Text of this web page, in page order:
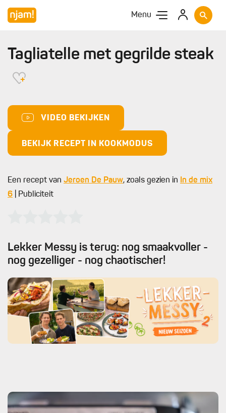
Menu
Tagliatelle met gegrilde steak
VIDEO BEKIJKEN
BEKIJK RECEPT IN KOOKMODUS
Een recept van Jeroen De Pauw, zoals gezien in In de mix
6 | Publiciteit
Lekker Messy is terug: nog smaakvoller -
nog gezelliger - nog chaotischer!